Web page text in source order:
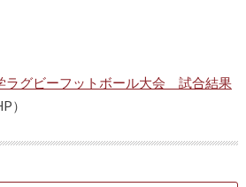
ラグビーフットボール大会 試合結果
）